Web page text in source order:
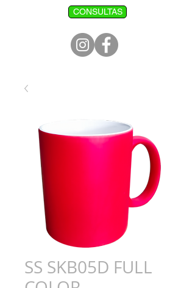
CONSULTAS
SS SKB05D FULL